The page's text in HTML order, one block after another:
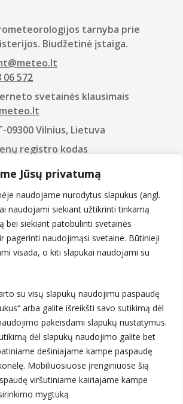
Jūsų privatumą
naudojame nurodytus slapukus (angl.
naudojami siekiant užtikrinti tinkamą
bei siekiant patobulinti svetainės
pagerinti naudojimąsi svetaine. Būtinieji
visada, o kiti slapukai naudojami su
su visų slapukų naudojimu paspaudę
arba galite išreikšti savo sutikimą dėl
pakeisdami slapukų nustatymus.
dėl slapukų naudojimo galite bet
dešiniajame kampe paspaudę
Mobiliuosiuose įrenginiuose šią
viršutiniame kairiajame kampe
mygtuką
tarnyba prie
Biudžetinė įstaiga.
06 572
svetainės klausimais
09300 Vilnius, Lietuva
registro kodas
kodas
Sekite mus